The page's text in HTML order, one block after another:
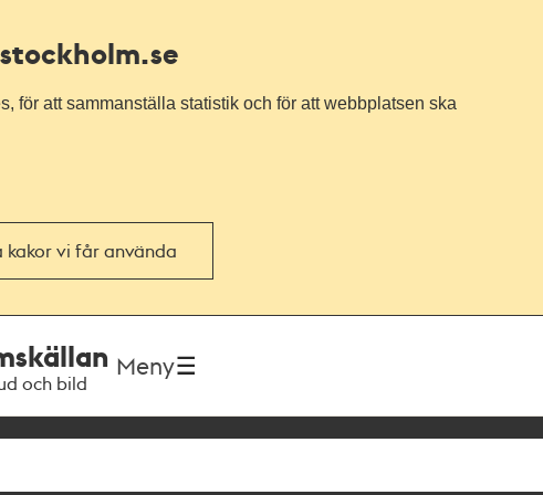
för att sammanställa statistik och för att webbplatsen ska
kakor vi får använda
och bild
Meny